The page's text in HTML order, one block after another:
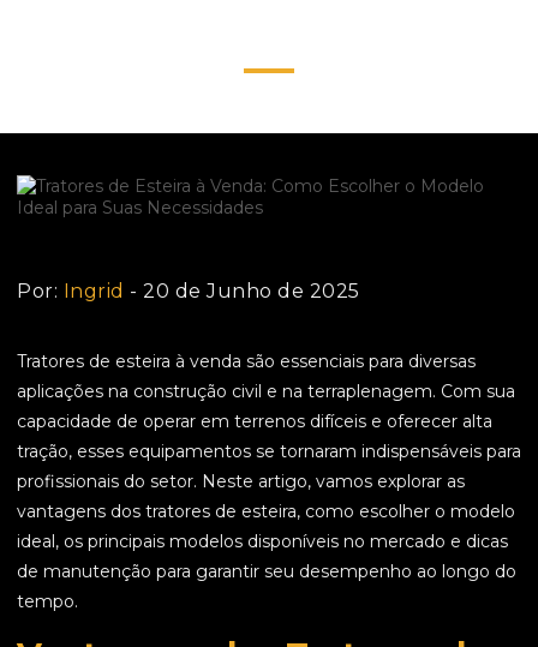
Por: Ingrid - 20 de Junho de 2025
Tratores de esteira à venda são essenciais para diversas
aplicações na construção civil e na terraplenagem. Com sua
capacidade de operar em terrenos difíceis e oferecer alta
tração, esses equipamentos se tornaram indispensáveis para
profissionais do setor. Neste artigo, vamos explorar as
vantagens dos tratores de esteira, como escolher o modelo
ideal, os principais modelos disponíveis no mercado e dicas
de manutenção para garantir seu desempenho ao longo do
tempo.